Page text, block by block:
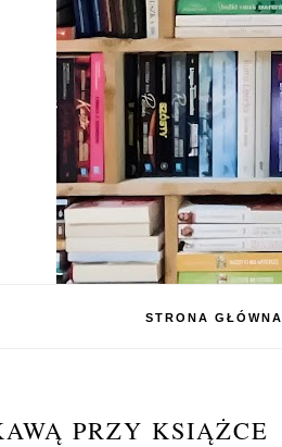
STRONA GŁÓWNA
PRZY KSIĄŻCE